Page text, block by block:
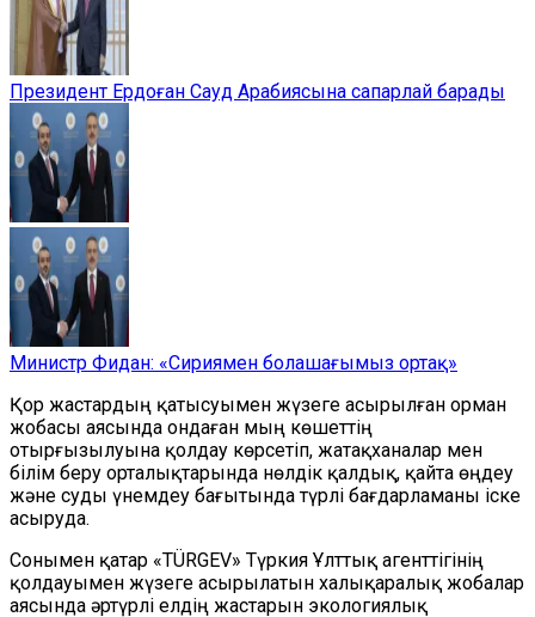
Президент Ердоған Сауд Арабиясына сапарлай барады
Министр Фидан: «Сириямен болашағымыз ортақ»
Қор жастардың қатысуымен жүзеге асырылған орман
жобасы аясында ондаған мың көшеттің
отырғызылуына қолдау көрсетіп, жатақханалар мен
білім беру орталықтарында нөлдік қалдық, қайта өңдеу
және суды үнемдеу бағытында түрлі бағдарламаны іске
асыруда.
Сонымен қатар «TÜRGEV» Түркия Ұлттық агенттігінің
қолдауымен жүзеге асырылатын халықаралық жобалар
аясында әртүрлі елдің жастарын экологиялық